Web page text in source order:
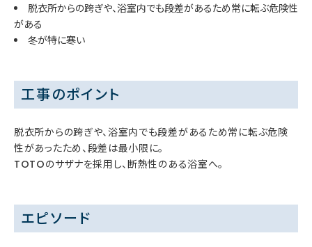
脱衣所からの跨ぎや、浴室内でも段差があるため常に転ぶ危険性
がある
冬が特に寒い
工事のポイント
脱衣所からの跨ぎや、浴室内でも段差があるため常に転ぶ危険
性があったため、段差は最小限に。
TOTOのサザナを採用し、断熱性のある浴室へ。
エピソード